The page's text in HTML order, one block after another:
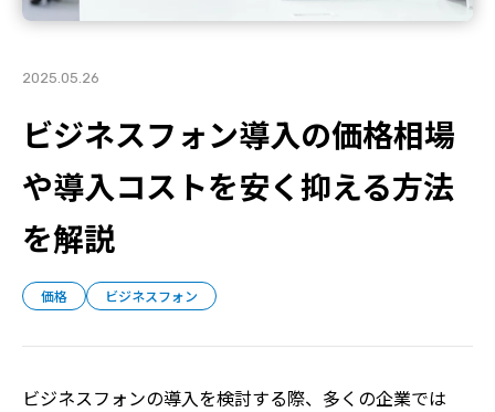
2025.05.26
ビジネスフォン導入の価格相場
や導入コストを安く抑える方法
を解説
価格 ビジネスフォン
ビジネスフォンの導入を検討する際、多くの企業では